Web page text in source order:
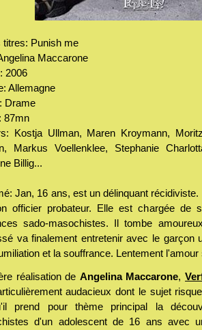
titres: Punish me
Maccarone
2006
Allemagne
Drame
87mn
Kostja Ullman, Maren Kroymann,
Markus Voellenklee, Stephanie
Billig...
Jan, 16 ans, est un délinquant
officier probateur. Elle est chargée de
sado-masochistes. Il tombe
va finalement entretenir avec le garçon
et la souffrance. Lentement
réalisation de Angelina Maccarone,
audacieux dont le sujet
prend pour thème principal la
d'un adolescent de 16 ans avec